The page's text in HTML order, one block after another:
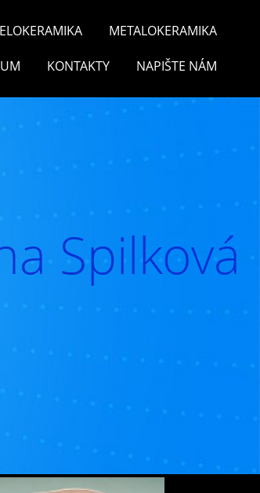
METALOKERAMIKA
KONTAKTY NAPIŠTE NÁM
Spilková